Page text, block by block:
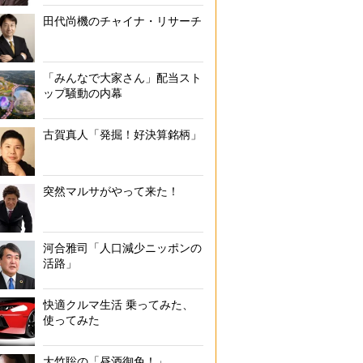
田代尚機のチャイナ・リサーチ
「みんなで大家さん」配当スト
ップ騒動の内幕
古賀真人「発掘！好決算銘柄」
突然マルサがやって来た！
河合雅司「人口減少ニッポンの
活路」
快適クルマ生活 乗ってみた、
使ってみた